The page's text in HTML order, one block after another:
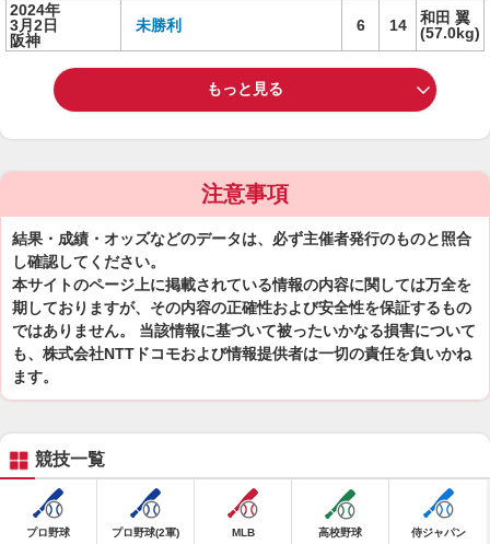
2024年
3月2日
阪神
未勝利 6 14
和田 翼
(57.0kg)
もっと見る
注意事項
結果・成績・オッズなどのデータは、必ず主催者発行のものと照合
し確認してください。
本サイトのページ上に掲載されている情報の内容に関しては万全を
期しておりますが、その内容の正確性および安全性を保証するもの
ではありません。 当該情報に基づいて被ったいかなる損害について
も、株式会社NTTドコモおよび情報提供者は一切の責任を負いかね
ます。
競技一覧
プロ野球 プロ野球(2軍) MLB 高校野球 侍ジャパン